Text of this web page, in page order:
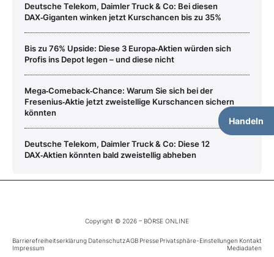
Handeln
Deutsche Telekom, Daimler Truck & Co: Bei diesen
DAX‑Giganten winken jetzt Kurschancen bis zu 35%
Bis zu 76% Upside: Diese 3 Europa‑Aktien würden sich
Profis ins Depot legen – und diese nicht
Mega‑Comeback‑Chance: Warum Sie sich bei der
Fresenius‑Aktie jetzt zweistellige Kurschancen sichern
könnten
Deutsche Telekom, Daimler Truck & Co: Diese 12
DAX‑Aktien könnten bald zweistellig abheben
Copyright © 2026 – BÖRSE ONLINE
Barrierefreiheitserklärung DatenschutzAGB PressePrivatsphäre-Einstellungen Kontakt
Impressum
Mediadaten